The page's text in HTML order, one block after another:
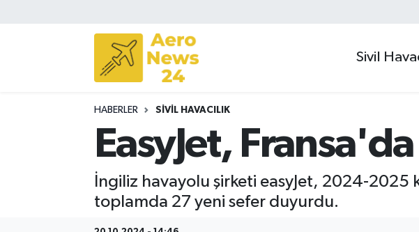
Sivil
HABERLER SIVIL HAVACILIK
EasyJet,
İngiliz havayolu şirketi easyJet, 2024-2025
toplamda 27 yeni sefer duyurdu.
Sivil Havacılık